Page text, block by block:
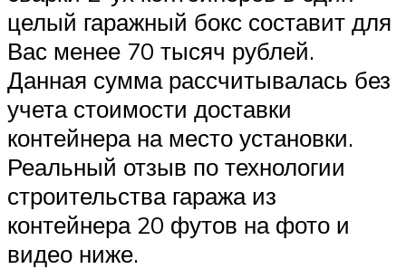
целый гаражный бокс составит для
Вас менее 70 тысяч рублей.
Данная сумма рассчитывалась без
учета стоимости доставки
контейнера на место установки.
Реальный отзыв по технологии
строительства гаража из
контейнера 20 футов на фото и
видео ниже.